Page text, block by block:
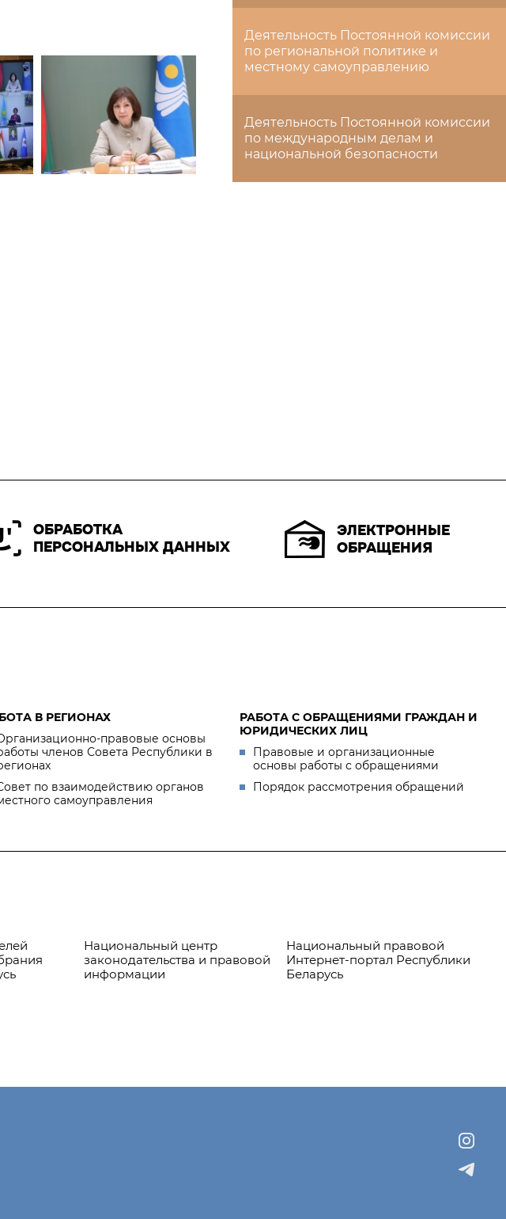
Деятельность Постоянной комиссии
по региональной политике и
местному самоуправлению
Деятельность Постоянной комиссии
по международным делам и
национальной безопасности
ОБРАБОТКА
ПЕРСОНАЛЬНЫХ ДАННЫХ
ЭЛЕКТРОННЫЕ
ОБРАЩЕНИЯ
В РЕГИОНАХ
правовые основы
членов Совета Республики в
по взаимодействию органов
самоуправления
РАБОТА С ОБРАЩЕНИЯМИ ГРАЖДАН И
ЮРИДИЧЕСКИХ ЛИЦ
Правовые и организационные
основы работы с обращениями
Порядок рассмотрения обращений
Национальный центр
законодательства и правовой
информации
Национальный правовой
Интернет-портал Республики
Беларусь